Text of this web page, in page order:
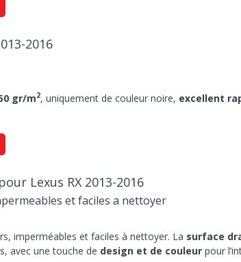
2016
gr/m2, uniquement de couleur noire, excellent
Lexus RX 2013-2016
et faciles a nettoyer
imperméables et faciles à nettoyer. La surface
avec une touche de design et de couleurpour